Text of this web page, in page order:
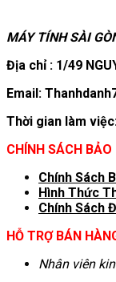
MÁY TÍNH SÀI
Địa chỉ : 1/49
Email:
Thời gian làm
CHÍNH SÁCH
Chính Sách
Hình Thức
Chính Sách
HỖ TRỢ BÁN
Nhân viên